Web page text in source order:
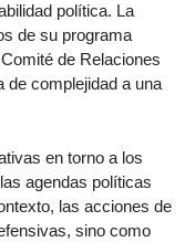
política. La
de su programa
de Relaciones
de complejidad a una
en torno a los
agendas políticas
las acciones de
sino como